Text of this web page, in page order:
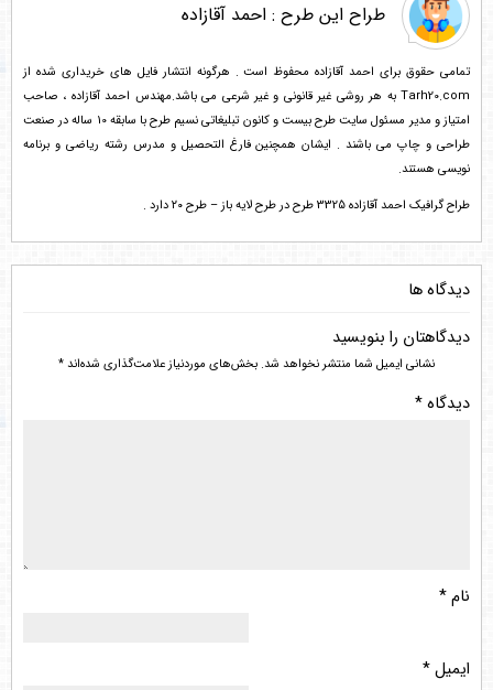
طراح این طرح : احمد آقازاده
تمامی حقوق برای احمد آقازاده محفوظ است . هرگونه انتشار فایل های خریداری شده از
Tarh20.com به هر روشی غیر قانونی و غیر شرعی می باشد.مهندس احمد آقازاده ، صاحب
امتیاز و مدیر مسئول سایت طرح بیست و کانون تبلیغاتی نسیم طرح با سابقه 10 ساله در صنعت
طراحی و چاپ می باشند . ایشان همچنین فارغ التحصیل و مدرس رشته ریاضی و برنامه
نویسی هستند.
طراح گرافیک احمد آقازاده 3325 طرح در طرح لایه باز – طرح ۲۰ دارد .
دیدگاه ها
دیدگاهتان را بنویسید
نشانی ایمیل شما منتشر نخواهد شد. بخش‌های موردنیاز علامت‌گذاری شده‌اند*
دیدگاه*
نام*
ایمیل*